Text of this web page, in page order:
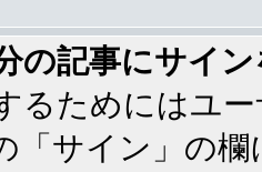
の記事にサイ
るためにはユ
「サイン」の